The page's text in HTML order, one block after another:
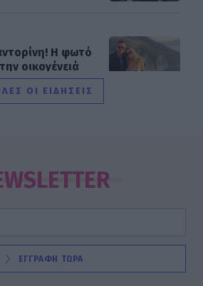
Η φωτό
οικογένειά
είδε τον
θαύμα
«Πόσο
ΟΙ ΕΙΔΗΣΕΙΣ
ΕΓΓΡΑΦΗ ΤΩΡΑ